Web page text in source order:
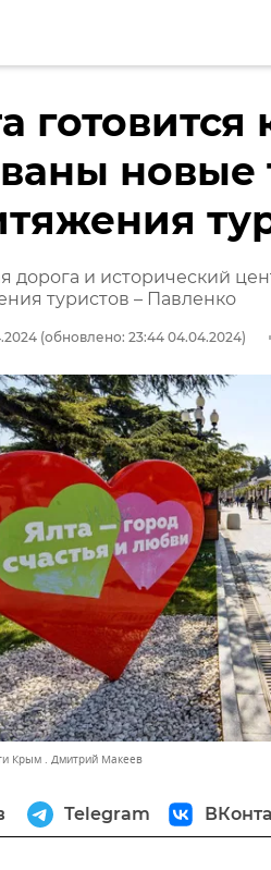
готовится
новые
дорога и исторический
туристов – Павленко
(обновлено: 23:44 04.04.2024)
Крым . Дмитрий Макеев
Telegram